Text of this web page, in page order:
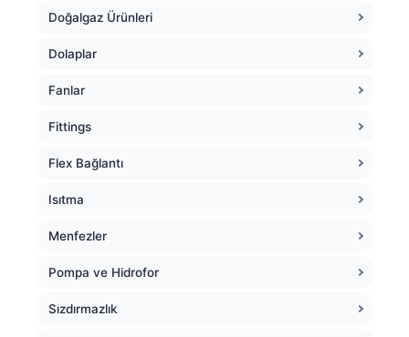
Doğalgaz Ürünleri
Dolaplar
Fanlar
Fittings
Flex Bağlantı
Isıtma
Menfezler
Pompa ve Hidrofor
Sızdırmazlık